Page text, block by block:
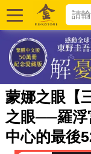
蒙娜之眼【
之眼──羅浮
中心的最後